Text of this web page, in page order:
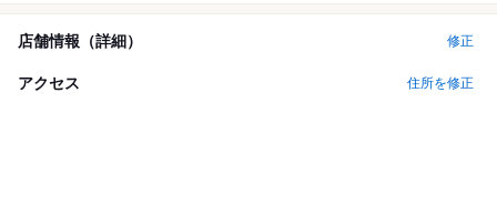
店舗情報（詳細） 修正
アクセス 住所を修正